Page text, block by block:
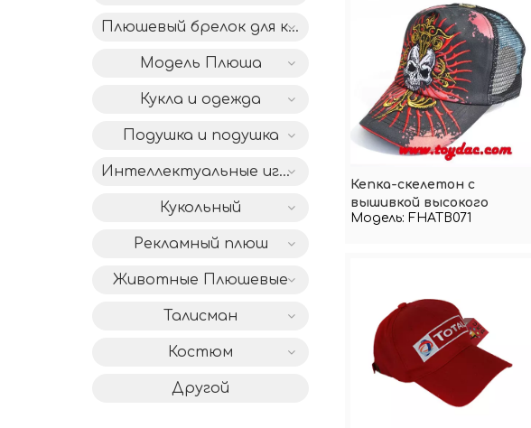
Плюшевый брелок для ключей
Модель Плюша
Кукла и одежда
Подушка и подушка
Интеллектуальные игрушки IC
Кукольный
Рекламный плюш
Животные Плюшевые
Талисман
Костюм
Другой
Кепка-скелетон с
вышивкой высокого
качества
Модель: FHATB071